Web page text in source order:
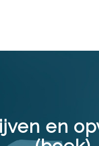
en
voor fiscaal